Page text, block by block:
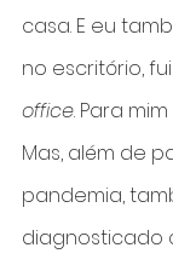
casa. E eu
no escritório,
office. Para
Mas, além de
pandemia,
diagnosticado